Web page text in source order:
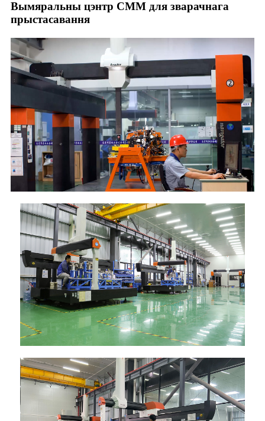
Вымяральны цэнтр CMM для зварачнага
прыстасавання